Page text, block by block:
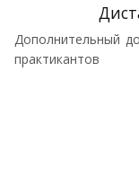
Дополнительный
практикантов